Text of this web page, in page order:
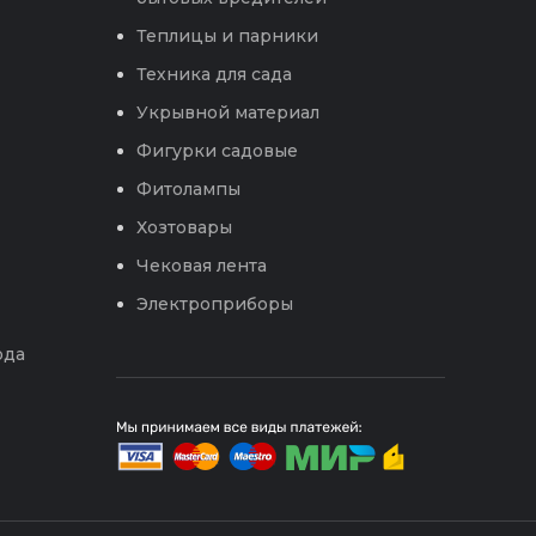
Теплицы и парники
Техника для сада
Укрывной материал
Фигурки садовые
Фитолампы
Хозтовары
Чековая лента
Электроприборы